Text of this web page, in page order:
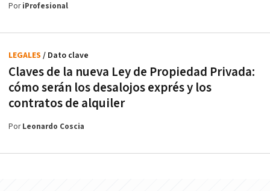
PoriProfesional
Claves de la nueva Ley de Propiedad Privada:
cómo serán los desalojos exprés y los
contratos de alquiler
LEGALES / Dato clave
PorLeonardo Coscia